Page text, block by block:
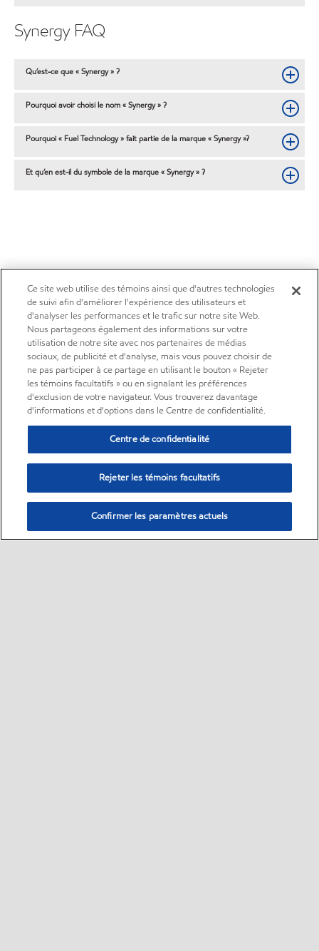
Synergy FAQ
Qu’est-ce que « Synergy » ?
Pourquoi avoir choisi le nom « Synergy » ?
Pourquoi « Fuel Technology » fait partie de la marque « Synergy »?
Et qu’en est-il du symbole de la marque « Synergy » ?
Ce site web utilise des témoins ainsi que d'autres technologies
de suivi afin d'améliorer l'expérience des utilisateurs et
d'analyser les performances et le trafic sur notre site Web.
Nous partageons également des informations sur votre
utilisation de notre site avec nos partenaires de médias
sociaux, de publicité et d'analyse, mais vous pouvez choisir de
ne pas participer à ce partage en utilisant le bouton « Rejeter
les témoins facultatifs » ou en signalant les préférences
d'exclusion de votre navigateur. Vous trouverez davantage
d'informations et d'options dans le Centre de confidentialité.
Centre de confidentialité
Rejeter les témoins facultatifs
Confirmer les paramètres actuels